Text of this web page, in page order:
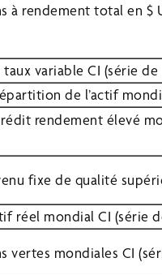
à rendement total en $
variable CI (série de
de l’actif
rendement élevé
fixe de qualité
réel mondial CI (série
vertes mondiales CI